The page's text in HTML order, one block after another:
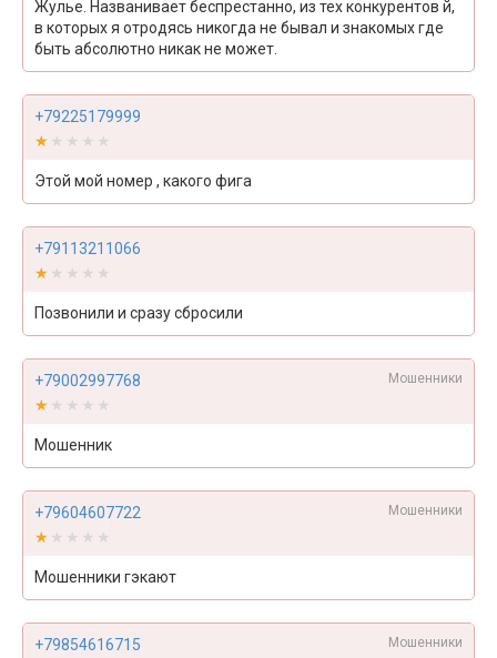
Жулье. Названивает беспрестанно, из тех конкурентов й,
в которых я отродясь никогда не бывал и знакомых где
быть абсолютно никак не может.
+79225179999
★★★★★
★★★★★
Этой мой номер , какого фига
+79113211066
★★★★★
★★★★★
Позвонили и сразу сбросили
+79002997768 Мошенники
★★★★★
★★★★★
Мошенник
+79604607722 Мошенники
★★★★★
★★★★★
Мошенники гэкают
+79854616715 Мошенники